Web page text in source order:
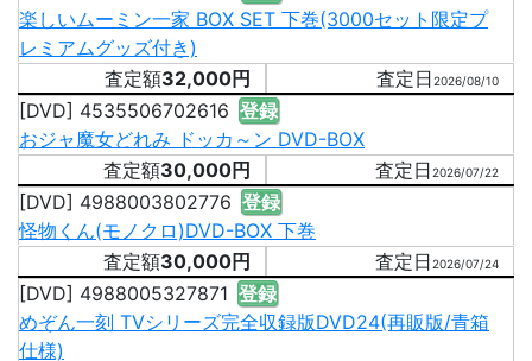
楽しいムーミン一家 BOX SET 下巻(3000セット限定プ
レミアムグッズ付き)
32,000円
2026/08/10
[DVD] 4535506702616 登録
おジャ魔女どれみ ドッカ～ン DVD-BOX
30,000円
2026/07/22
[DVD] 4988003802776 登録
怪物くん(モノクロ)DVD-BOX 下巻
30,000円
2026/07/24
[DVD] 4988005327871 登録
めぞん一刻 TVシリーズ完全収録版DVD24(再販版/青箱
仕様)